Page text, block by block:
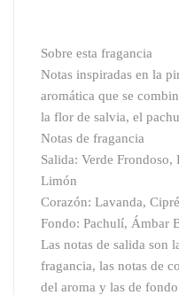
Sobre esta fragancia
Notas inspiradas en la
aromática que se
la flor de salvia, el
Notas de fragancia
Salida: Verde Frondoso,
Limón
Corazón: Lavanda,
Fondo: Pachulí, Ámbar
Las notas de salida son
fragancia, las notas de
del aroma y las de